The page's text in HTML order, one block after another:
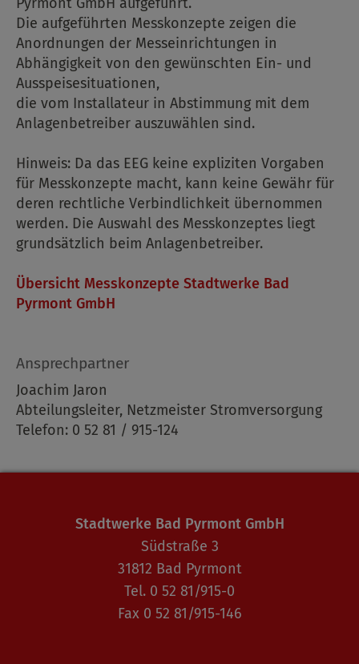
Die aufgeführten Messkonzepte zeigen die
Anordnungen der Messeinrichtungen in
Abhängigkeit von den gewünschten Ein- und
Ausspeisesituationen,
die vom Installateur in Abstimmung mit dem
Anlagenbetreiber auszuwählen sind.
Hinweis: Da das EEG keine expliziten Vorgaben
für Messkonzepte macht, kann keine Gewähr für
deren rechtliche Verbindlichkeit übernommen
werden. Die Auswahl des Messkonzeptes liegt
grundsätzlich beim Anlagenbetreiber.
Übersicht Messkonzepte Stadtwerke Bad
Pyrmont GmbH
Ansprechpartner
Joachim Jaron
Abteilungsleiter, Netzmeister Stromversorgung
Telefon: 0 52 81 / 915-124
Stadtwerke Bad Pyrmont GmbH
Südstraße 3
31812 Bad Pyrmont
Tel. 0 52 81/915-0
Fax 0 52 81/915-146